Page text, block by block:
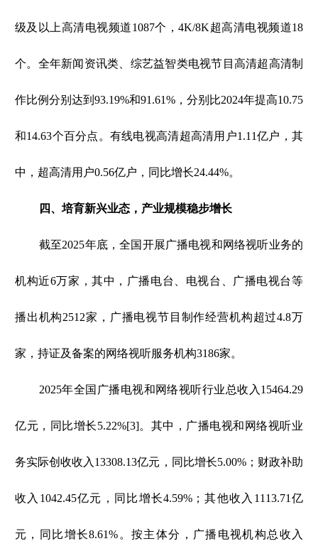
级及以上高清电视频道1087个，4K/8K超高清电视频道18
个。全年新闻资讯类、综艺益智类电视节目高清超高清制
作比例分别达到93.19%和91.61%，分别比2024年提高10.75
和14.63个百分点。有线电视高清超高清用户1.11亿户，其
中，超高清用户0.56亿户，同比增长24.44%。
四、培育新兴业态，产业规模稳步增长
截至2025年底，全国开展广播电视和网络视听业务的
机构近6万家，其中，广播电台、电视台、广播电视台等
播出机构2512家，广播电视节目制作经营机构超过4.8万
家，持证及备案的网络视听服务机构3186家。
2025年全国广播电视和网络视听行业总收入15464.29
亿元，同比增长5.22%[3]。其中，广播电视和网络视听业
务实际创收收入13308.13亿元，同比增长5.00%；财政补助
收入1042.45亿元，同比增长4.59%；其他收入1113.71亿
元，同比增长8.61%。按主体分，广播电视机构总收入